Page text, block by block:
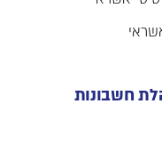
חשבונות